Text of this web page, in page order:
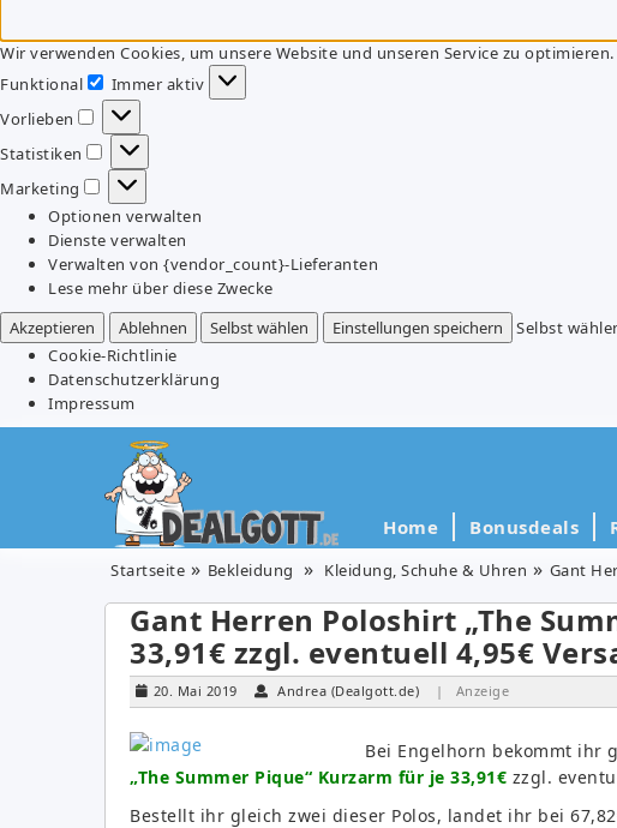
Wir verwenden Cookies, um unsere Website und unseren Service zu optimieren.
Funktional
Funktional
Immer aktiv
Vorlieben
Vorlieben
Statistiken
Statistiken
Marketing
Marketing
Optionen verwalten
Dienste verwalten
Verwalten von {vendor_count}-Lieferanten
Lese mehr über diese Zwecke
Akzeptieren
Ablehnen Selbst wählen Einstellungen speichern
Selbst
Cookie-Richtlinie
Datenschutzerklärung
Impressum
Home Bonusdeals
Startseite Bekleidung Kleidung, Schuhe & Uhren Gant
Gant Herren Poloshirt „The
33,91€ zzgl. eventuell 4,95€
20. Mai 2019 Andrea (Dealgott.de) | Anzeige
Bei Engelhorn bekommt ihr
„The Summer Pique“ Kurzarm für je 33,91€ zzgl.
Bestellt ihr gleich zwei dieser Polos, landet ihr bei